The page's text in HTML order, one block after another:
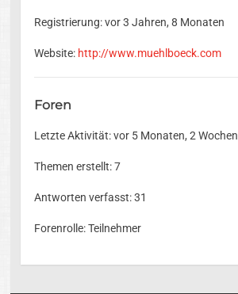
Registrierung: vor 3 Jahren, 8 Monaten
Website: http://www.muehlboeck.com
Foren
Letzte Aktivität: vor 5 Monaten, 2 Wochen
Themen erstellt: 7
Antworten verfasst: 31
Forenrolle: Teilnehmer